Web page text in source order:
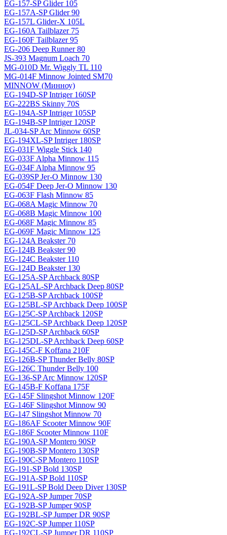
EG-157-SP Glider 105
EG-157A-SP Glider 90
EG-157L Glider-X 105L
EG-160A Tailblazer 75
EG-160F Tailblazer 95
EG-206 Deep Runner 80
JS-393 Magnum Loach 70
MG-010D Mr. Wiggly TL 110
MG-014F Minnow Jointed SM70
MINNOW (Минноу)
EG-194D-SP Intriger 160SP
EG-222BS Skinny 70S
EG-194A-SP Intriger 105SP
EG-194B-SP Intriger 120SP
JL-034-SP Arc Minnow 60SP
EG-194XL-SP Intriger 180SP
EG-031F Wiggle Stick 140
EG-033F Alpha Minnow 115
EG-034F Alpha Minnow 95
EG-039SP Jer-O Minnow 130
EG-054F Deep Jer-O Minnow 130
EG-063F Flash Minnow 85
EG-068A Magic Minnow 70
EG-068B Magic Minnow 100
EG-068F Magic Minnow 85
EG-069F Magiс Minnow 125
EG-124A Beakster 70
EG-124B Beakster 90
EG-124C Beakster 110
EG-124D Beakster 130
EG-125A-SP Archback 80SP
EG-125AL-SP Archback Deep 80SP
EG-125B-SP Archback 100SP
EG-125BL-SP Archback Deep 100SP
EG-125C-SP Archback 120SP
EG-125CL-SP Archback Deep 120SP
EG-125D-SP Archback 60SP
EG-125DL-SP Archback Deep 60SP
EG-145C-F Koffana 210F
EG-126B-SP Thunder Belly 80SP
EG-126C Thunder Belly 100
EG-136-SP Arc Minnow 120SP
EG-145B-F Koffana 175F
EG-145F Slingshot Minnow 120F
EG-146F Slingshot Minnow 90
EG-147 Slingshot Minnow 70
EG-186AF Scooter Minnow 90F
EG-186F Scooter Minnow 110F
EG-190A-SP Montero 90SP
EG-190B-SP Montero 130SP
EG-190C-SP Montero 110SP
EG-191-SP Bold 130SP
EG-191A-SP Bold 110SP
EG-191L-SP Bold Deep Diver 130SP
EG-192A-SP Jumper 70SP
EG-192B-SP Jumper 90SP
EG-192BL-SP Jumper DR 90SP
EG-192C-SP Jumper 110SP
EG-192CL-SP Jumper DR 110SP